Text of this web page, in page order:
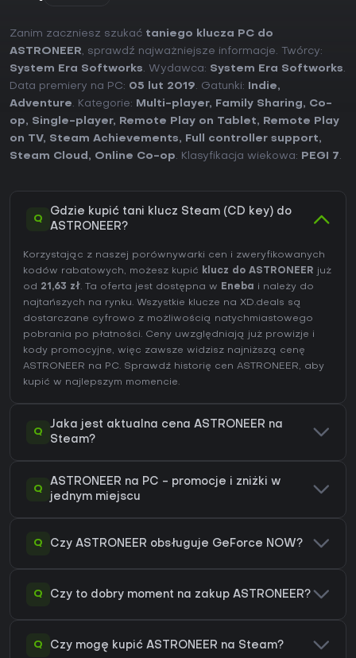
Zanim zaczniesz szukać taniego klucza PC do
ASTRONEER, sprawdź najważniejsze informacje. Twórcy:
System Era Softworks. Wydawca: System Era Softworks.
Data premiery na PC: 05 lut 2019. Gatunki: Indie,
Adventure. Kategorie: Multi-player, Family Sharing, Co-
op, Single-player, Remote Play on Tablet,
Remote Play
on TV, Steam Achievements, Full controller support,
Steam Cloud , Online Co-op. Klasyfikacja wiekowa: PEGI 7.
Q
Gdzie kupić tani klucz Steam (CD key) do
ASTRONEER?
Korzystając z naszej porównywarki cen i zweryfikowanych
kodów rabatowych, możesz kupić klucz do ASTRONEER już
od 21,63 zł. Ta oferta jest dostępna w Eneba
i należy do
najtańszych na rynku. Wszystkie klucze na XD.deals są
dostarczane cyfrowo z możliwością natychmiastowego
pobrania po płatności. Ceny uwzględniają już prowizje i
kody promocyjne, więc zawsze widzisz najniższą cenę
ASTRONEER na PC. Sprawdź historię cen ASTRONEER, aby
kupić w najlepszym momencie.
Q
Jaka jest aktualna cena ASTRONEER na
Steam?
Q
ASTRONEER na PC - promocje i zniżki w
jednym miejscu
Q Czy ASTRONEER obsługuje GeForce NOW?
Q Czy to dobry moment na zakup ASTRONEER?
Q Czy mogę kupić ASTRONEER na Steam?